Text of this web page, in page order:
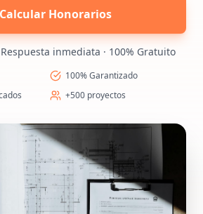
Calcular Honorarios
inmediata · 100% Gratuito
100% Garantizado
+500 proyectos